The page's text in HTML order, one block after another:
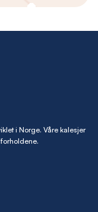
i Norge. Våre kalesjer